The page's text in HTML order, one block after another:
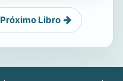
Próximo Libro